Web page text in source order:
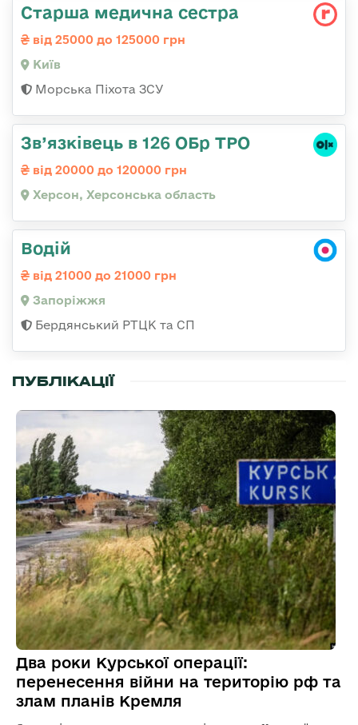
Старша медична сестра
від 25000 до 125000 грн
Київ
Морська Піхота ЗСУ
Зв’язківець в 126 ОБр ТРО
від 20000 до 120000 грн
Херсон, Херсонська область
Водій
від 21000 до 21000 грн
Запоріжжя
Бердянський РТЦК та СП
ПУБЛІКАЦІЇ
Два роки Курської операції:
перенесення війни на територію рф та
злам планів Кремля